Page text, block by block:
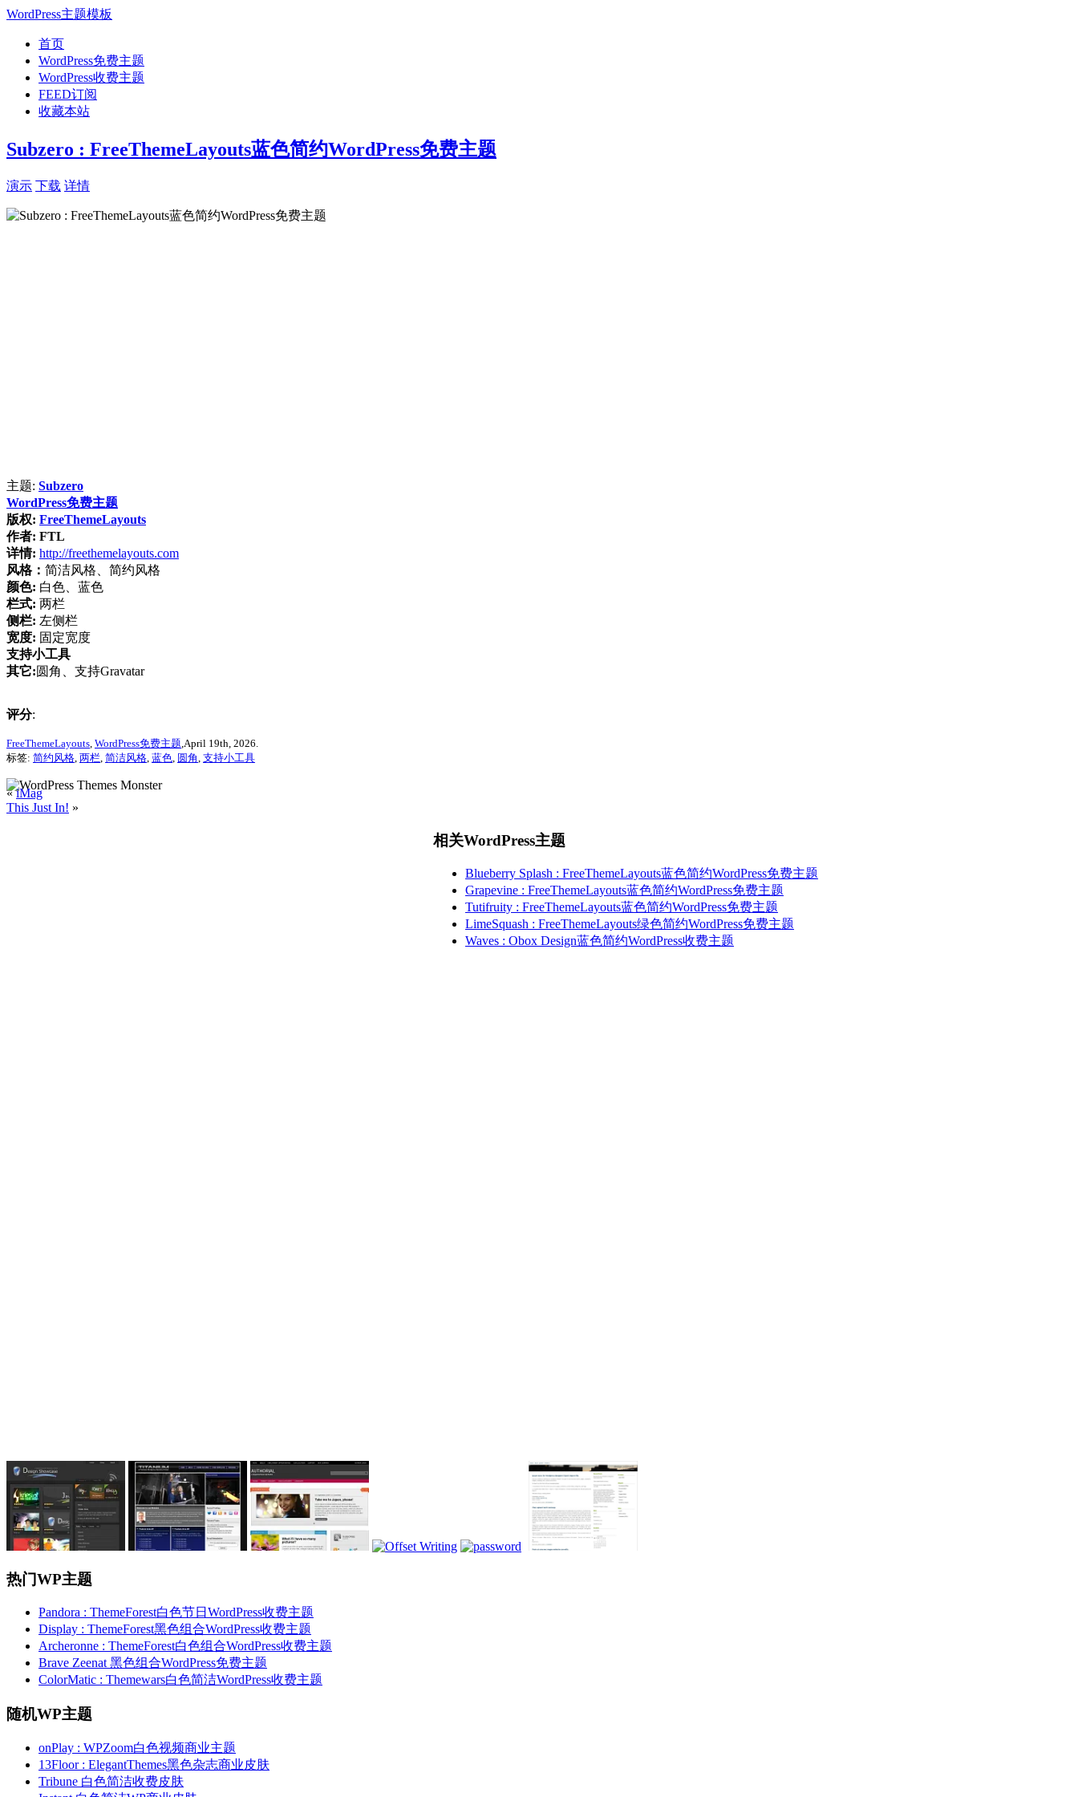
WordPress主题模板
首页
WordPress免费主题
WordPress收费主题
FEED订阅
收藏本站
Subzero : FreeThemeLayouts蓝色简约WordPress免费主题
演示 下载 详情
主题: Subzero
WordPress免费主题
版权: FreeThemeLayouts
作者: FTL
详情: http://freethemelayouts.com
风格： 简洁风格、简约风格
颜色: 白色、蓝色
栏式: 两栏
侧栏: 左侧栏
宽度: 固定宽度
支持小工具
其它:圆角、支持Gravatar
评分:
FreeThemeLayouts WordPress免费主题 ,April 19th, 2026.
标签: 简约风格 两栏 简洁风格 蓝色 圆角 支持小工具
«iMag
This Just In! »
相关WordPress主题
Blueberry Splash : FreeThemeLayouts蓝色简约WordPress免费主题
Grapevine : FreeThemeLayouts蓝色简约WordPress免费主题
Tutifruity : FreeThemeLayouts蓝色简约WordPress免费主题
LimeSquash : FreeThemeLayouts绿色简约WordPress免费主题
Waves : Obox Design蓝色简约WordPress收费主题
热门WP主题
Pandora : ThemeForest白色节日WordPress收费主题
Display : ThemeForest黑色组合WordPress收费主题
Archeronne : ThemeForest白色组合WordPress收费主题
Brave Zeenat 黑色组合WordPress免费主题
ColorMatic : Themewars白色简洁WordPress收费主题
随机WP主题
onPlay : WPZoom白色视频商业主题
13Floor : ElegantThemes黑色杂志商业皮肤
Tribune 白色简洁收费皮肤